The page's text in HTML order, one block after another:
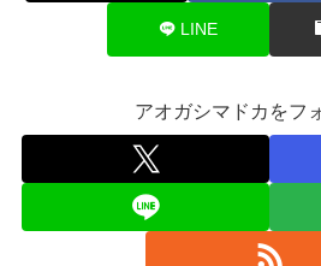
LINE
アオガシマドカをフ